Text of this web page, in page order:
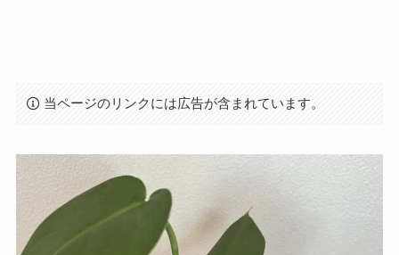
当ページのリンクには広告が含まれています。